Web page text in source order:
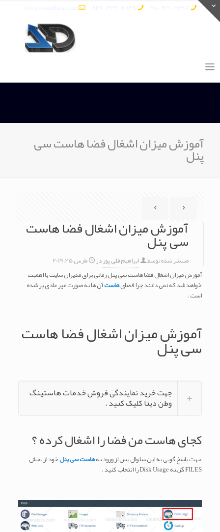
آموزش میزان اشغال فضا هاست سی
پنل
آموزش میزان اشغال فضا هاست
سی پنل
منتشر شده توسط ابراهیم قلی پوردر
مارس 25, 2019
آموزش میزان اشغال فضا هاست سی پنل زمانی برای مدیران سایت با اهمیت
خواهد شد که نمی دانند چرا فضایهاستآن ها به صورت غیر عادی پر شده
است .
آموزش میزان اشغال فضا هاست
سی پنل
جهت خرید نمایندگی فروش خدمات هاستینگ
وطن دیتا کلیک کنید .
کجای هاست من فضا را اشغال کرده ؟
جهت پاسخ گویی به این سئوال پس از ورود بههاست سی پنلخود از بخش
FILES گزینه Disk Usage را انتخاب کنید .